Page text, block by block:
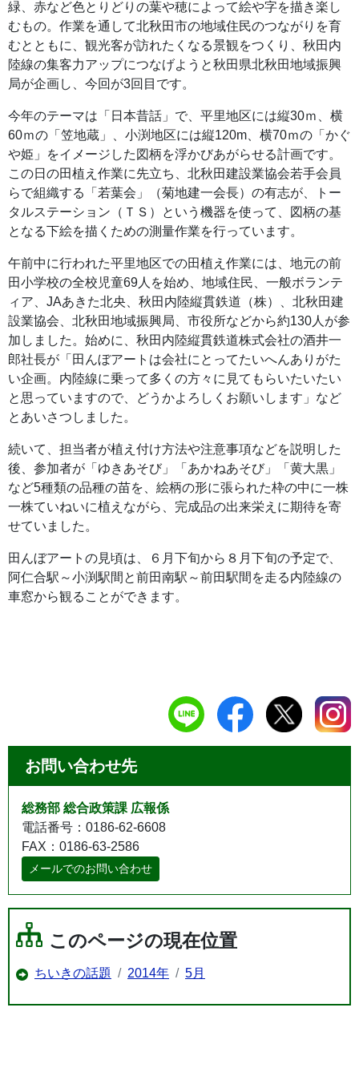
緑、赤など色とりどりの葉や穂によって絵や字を描き楽し
むもの。作業を通して北秋田市の地域住民のつながりを育
むとともに、観光客が訪れたくなる景観をつくり、秋田内
陸線の集客力アップにつなげようと秋田県北秋田地域振興
局が企画し、今回が3回目です。
今年のテーマは「日本昔話」で、平里地区には縦30ｍ、横
60ｍの「笠地蔵」、小渕地区には縦120m、横70ｍの「かぐ
や姫」をイメージした図柄を浮かびあがらせる計画です。
この日の田植え作業に先立ち、北秋田建設業協会若手会員
らで組織する「若葉会」（菊地建一会長）の有志が、トー
タルステーション（ＴＳ）という機器を使って、図柄の基
となる下絵を描くための測量作業を行っています。
午前中に行われた平里地区での田植え作業には、地元の前
田小学校の全校児童69人を始め、地域住民、一般ボランテ
ィア、JAあきた北央、秋田内陸縦貫鉄道（株）、北秋田建
設業協会、北秋田地域振興局、市役所などから約130人が参
加しました。始めに、秋田内陸縦貫鉄道株式会社の酒井一
郎社長が「田んぼアートは会社にとってたいへんありがた
い企画。内陸線に乗って多くの方々に見てもらいたいたい
と思っていますので、どうかよろしくお願いします」など
とあいさつしました。
続いて、担当者が植え付け方法や注意事項などを説明した
後、参加者が「ゆきあそび」「あかねあそび」「黄大黒」
など5種類の品種の苗を、絵柄の形に張られた枠の中に一株
一株ていねいに植えながら、完成品の出来栄えに期待を寄
せていました。
田んぼアートの見頃は、６月下旬から８月下旬の予定で、
阿仁合駅～小渕駅間と前田南駅～前田駅間を走る内陸線の
車窓から観ることができます。
お問い合わせ先
総務部 総合政策課 広報係
電話番号：0186-62-6608
FAX：0186-63-2586
メールでのお問い合わせ
このページの現在位置
ちいきの話題 2014年 5月